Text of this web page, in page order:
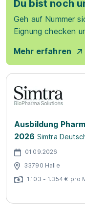
Du bist noch
Geh auf Nummer
Eignung checken
Mehr erfahren
Ausbildung
2026 Simtra
01.09.2026
33790 Halle
1.103 - 1.354 € pro